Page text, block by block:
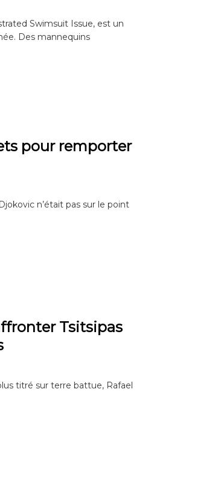
Swimsuit Issue, est un
Des mannequins
pour remporter
n’était pas sur le point
Tsitsipas
titré sur terre battue, Rafael